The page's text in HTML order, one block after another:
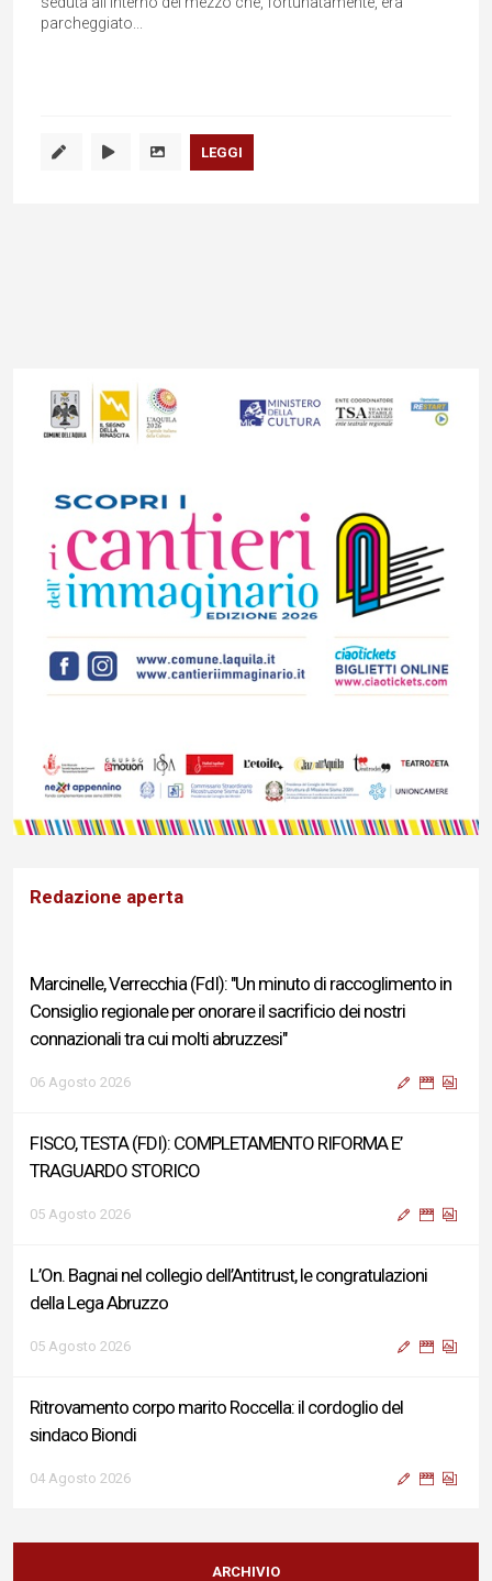
parcheggiato...
LEGGI
Redazione aperta
Marcinelle, Verrecchia (FdI): "Un minuto di raccoglimento in
Consiglio regionale per onorare il sacrificio dei nostri
connazionali tra cui molti abruzzesi"
06 Agosto 2026
FISCO, TESTA (FDI): COMPLETAMENTO RIFORMA E’
TRAGUARDO STORICO
05 Agosto 2026
L’On. Bagnai nel collegio dell’Antitrust, le congratulazioni
della Lega Abruzzo
05 Agosto 2026
Ritrovamento corpo marito Roccella: il cordoglio del
sindaco Biondi
04 Agosto 2026
Reddito di Cittadinanza, Testa (FdI): Presentata interpellanza
su criticità persistenti ed effetti sulle politiche di sviluppo del
ARCHIVIO